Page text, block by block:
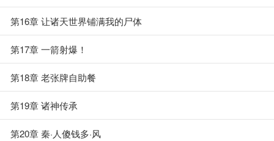
第16章 让诸天世界铺满我的尸体
第17章 一箭射爆！
第18章 老张牌自助餐
第19章 诸神传承
第20章 秦·人傻钱多·风